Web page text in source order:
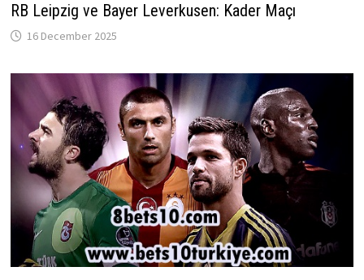
RB Leipzig ve Bayer Leverkusen: Kader Maçı
16 December 2025